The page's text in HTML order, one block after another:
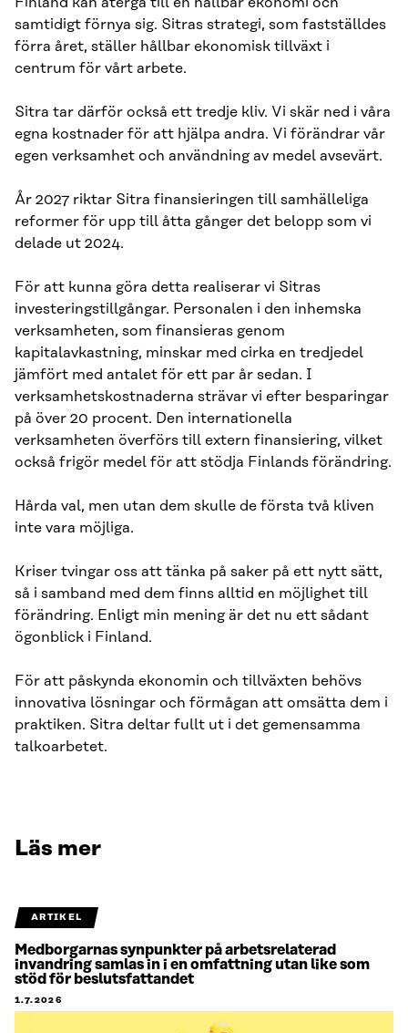
samtidigt förnya sig. Sitras strategi, som fastställdes
förra året, ställer hållbar ekonomisk tillväxt i
centrum för vårt arbete.
Sitra tar därför också ett tredje kliv. Vi skär ned i våra
egna kostnader för att hjälpa andra. Vi förändrar vår
egen verksamhet och användning av medel avsevärt.
År 2027 riktar Sitra finansieringen till samhälleliga
reformer för upp till åtta gånger det belopp som vi
delade ut 2024.
För att kunna göra detta realiserar vi Sitras
investeringstillgångar. Personalen i den inhemska
verksamheten, som finansieras genom
kapitalavkastning, minskar med cirka en tredjedel
jämfört med antalet för ett par år sedan. I
verksamhetskostnaderna strävar vi efter besparingar
på över 20 procent. Den internationella
verksamheten överförs till extern finansiering, vilket
också frigör medel för att stödja Finlands förändring.
Hårda val, men utan dem skulle de första två kliven
inte vara möjliga.
Kriser tvingar oss att tänka på saker på ett nytt sätt,
så i samband med dem finns alltid en möjlighet till
förändring. Enligt min mening är det nu ett sådant
ögonblick i Finland.
För att påskynda ekonomin och tillväxten behövs
innovativa lösningar och förmågan att omsätta dem i
praktiken. Sitra deltar fullt ut i det gemensamma
talkoarbetet.
Läs mer
ARTIKEL
Medborgarnas synpunkter på arbetsrelaterad
invandring samlas in i en omfattning utan like som
stöd för beslutsfattandet
1.7.2026